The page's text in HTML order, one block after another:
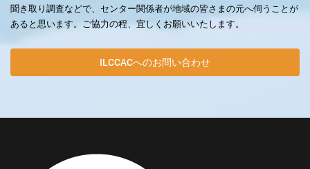
聞き取り調査などで、センター関係者が地域の皆さまの元へ伺うことが
あると思います。ご協力の程、宜しくお願いいたします。
ILCCACへのお問い合わせ